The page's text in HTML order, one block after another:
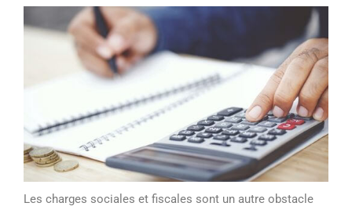
Les charges sociales et fiscales sont un autre obstacle